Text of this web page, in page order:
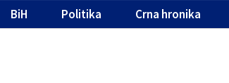
BiH Politika Crna hronika